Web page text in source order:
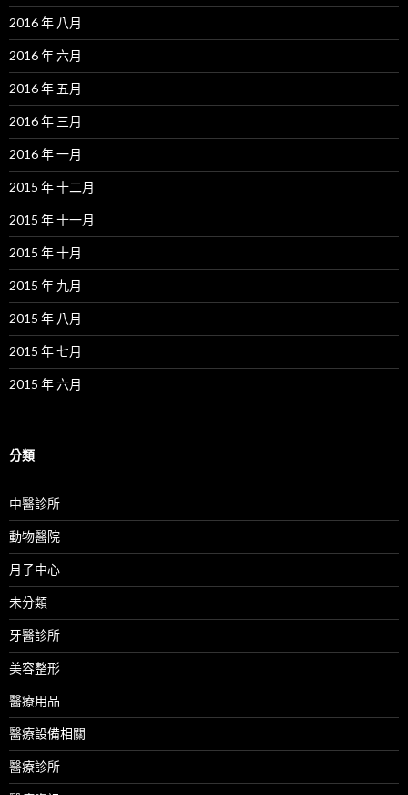
2016 年 八月
2016 年 六月
2016 年 五月
2016 年 三月
2016 年 一月
2015 年 十二月
2015 年 十一月
2015 年 十月
2015 年 九月
2015 年 八月
2015 年 七月
2015 年 六月
分類
中醫診所
動物醫院
月子中心
未分類
牙醫診所
美容整形
醫療用品
醫療設備相關
醫療診所